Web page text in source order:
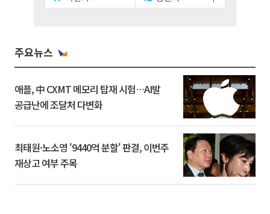
주요뉴스
애플, 中 CXMT 메모리 탑재 시험…AI발
공급난에 조달처 다변화
최태원·노소영 '9440억 분할' 판결, 이번주
재상고 여부 주목